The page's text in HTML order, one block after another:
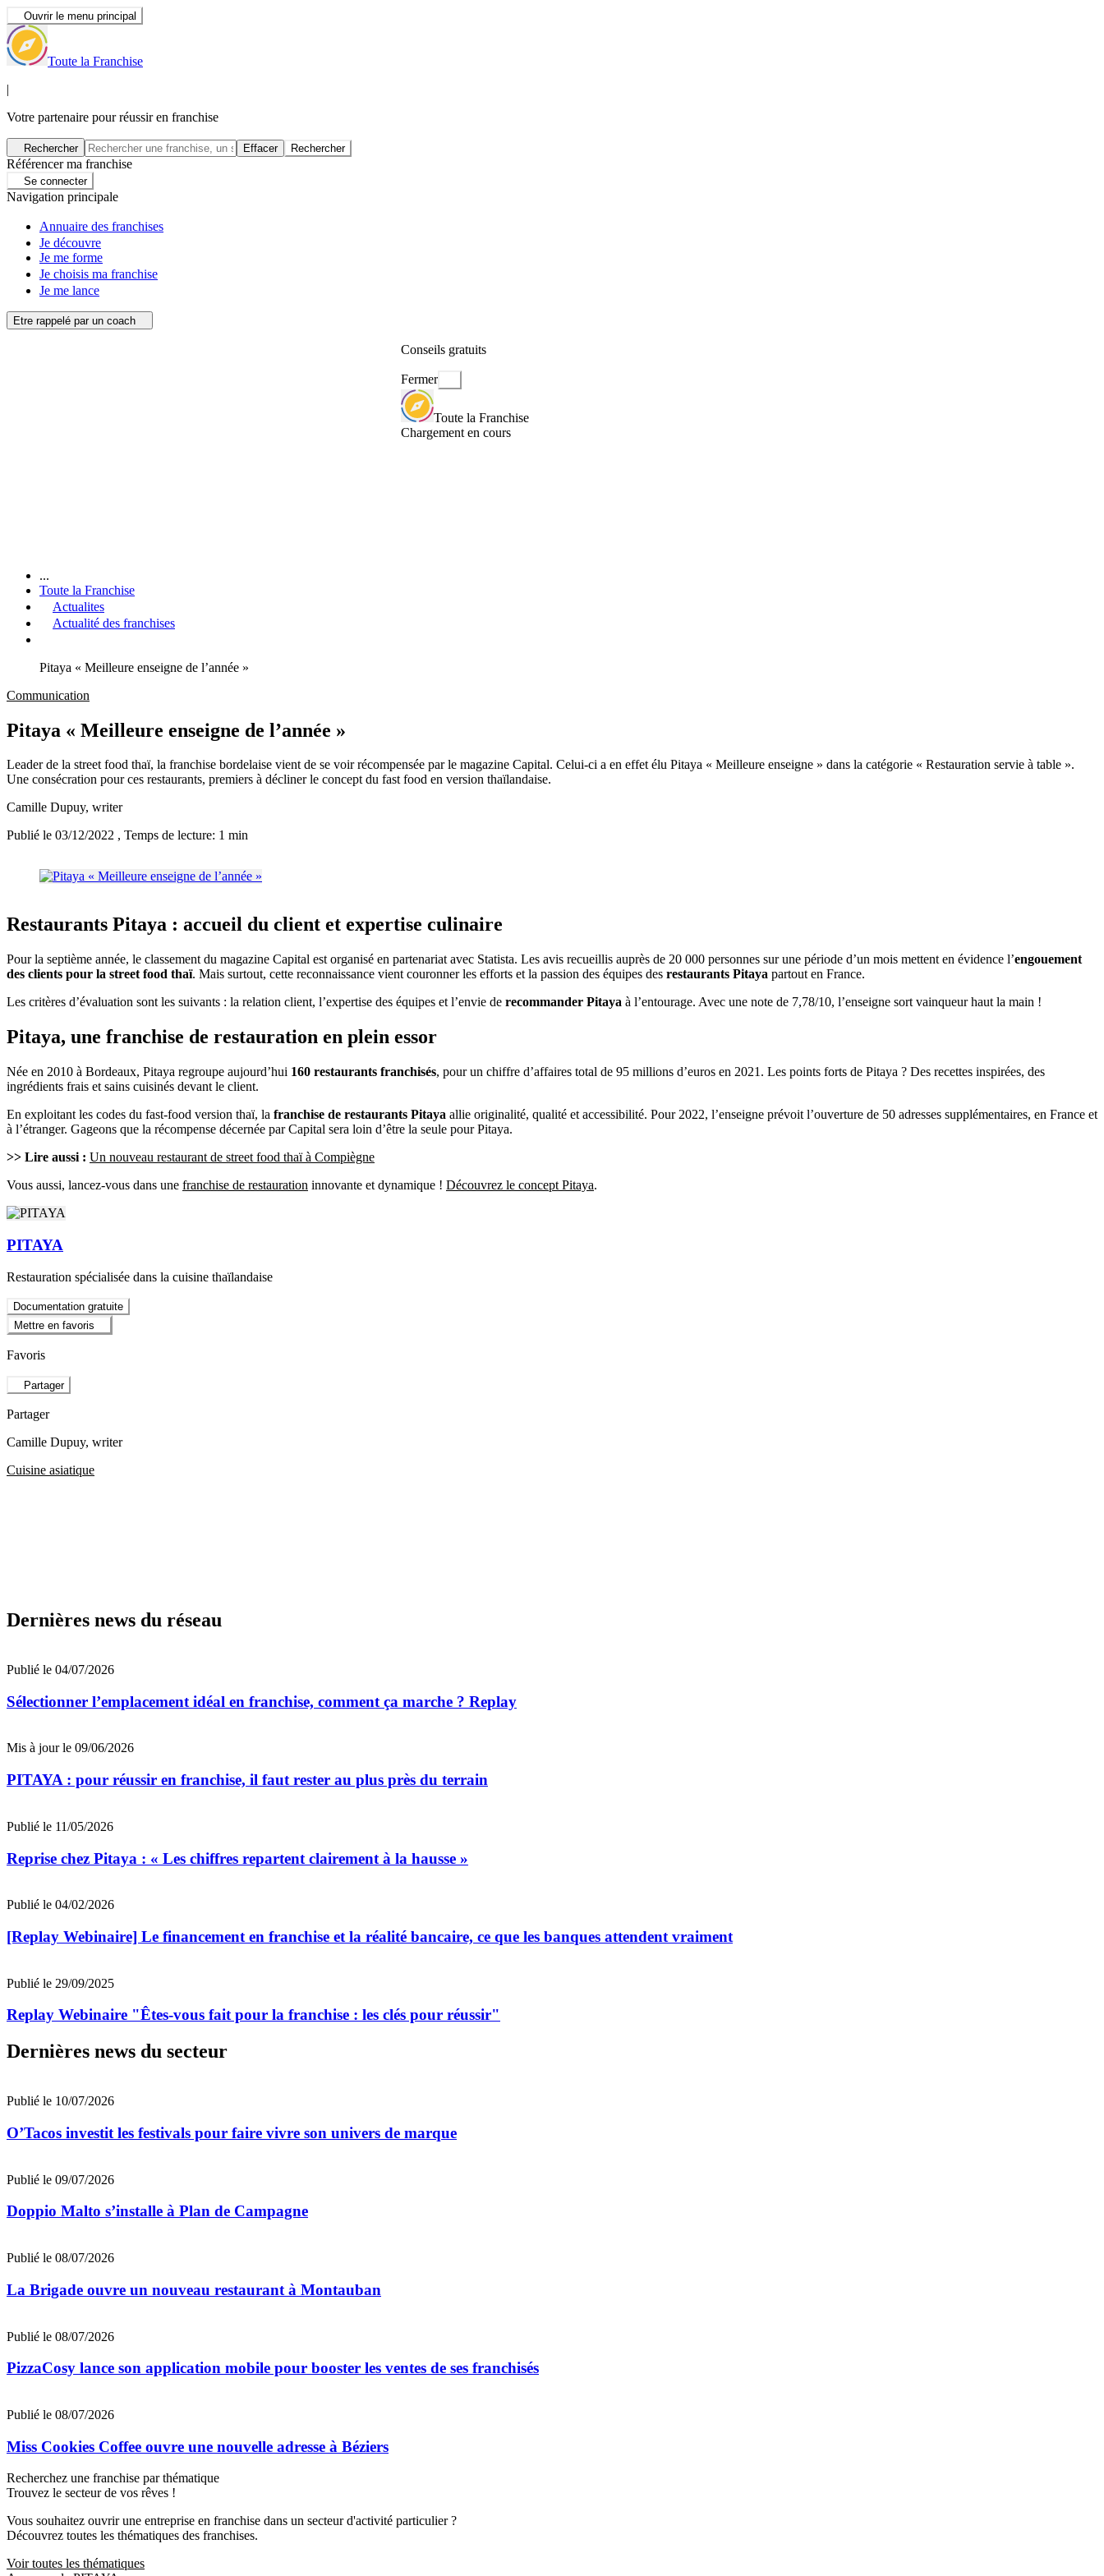
Ouvrir le menu principal
Toute la Franchise
|
Votre partenaire pour réussir en franchise
Rechercher Effacer Rechercher
Référencer ma franchise
Se connecter
Navigation principale
Annuaire des franchises
Je découvre
Je me forme
Je choisis ma franchise
Je me lance
Etre rappelé par un coach
Conseils gratuits
Fermer
Toute la Franchise
Chargement en cours
...
Toute la Franchise
Actualites
Actualité des franchises
Pitaya « Meilleure enseigne de l’année »
Communication
Pitaya « Meilleure enseigne de l’année »
Leader de la street food thaï, la franchise bordelaise vient de se voir récompensée par le magazine Capital. Celui-ci a en effet élu Pitaya « Meilleure enseigne » dans la catégorie « Restauration servie à table ».
Une consécration pour ces restaurants, premiers à décliner le concept du fast food en version thaïlandaise.
Camille Dupuy, writer
Publié le 03/12/2022 , Temps de lecture: 1 min
Restaurants Pitaya : accueil du client et expertise culinaire
Pour la septième année, le classement du magazine Capital est organisé en partenariat avec Statista. Les avis recueillis auprès de 20 000 personnes sur une période d’un mois mettent en évidence l’engouement
des clients pour la street food thaï. Mais surtout, cette reconnaissance vient couronner les efforts et la passion des équipes des restaurants Pitaya partout en France.
Les critères d’évaluation sont les suivants : la relation client, l’expertise des équipes et l’envie de recommander Pitaya à l’entourage. Avec une note de 7,78/10, l’enseigne sort vainqueur haut la main !
Pitaya, une franchise de restauration en plein essor
Née en 2010 à Bordeaux, Pitaya regroupe aujourd’hui 160 restaurants franchisés, pour un chiffre d’affaires total de 95 millions d’euros en 2021. Les points forts de Pitaya ? Des recettes inspirées, des
ingrédients frais et sains cuisinés devant le client.
En exploitant les codes du fast-food version thaï, la franchise de restaurants Pitaya allie originalité, qualité et accessibilité. Pour 2022, l’enseigne prévoit l’ouverture de 50 adresses supplémentaires, en France et
à l’étranger. Gageons que la récompense décernée par Capital sera loin d’être la seule pour Pitaya.
>> Lire aussi : Un nouveau restaurant de street food thaï à Compiègne
Vous aussi, lancez-vous dans une franchise de restauration innovante et dynamique ! Découvrez le concept Pitaya.
PITAYA
Restauration spécialisée dans la cuisine thaïlandaise
Documentation gratuite
Mettre en favoris
Favoris
Partager
Partager
Camille Dupuy, writer
Cuisine asiatique
Dernières news du réseau
Publié le 04/07/2026
Sélectionner l’emplacement idéal en franchise, comment ça marche ? Replay
Mis à jour le 09/06/2026
PITAYA : pour réussir en franchise, il faut rester au plus près du terrain
Publié le 11/05/2026
Reprise chez Pitaya : « Les chiffres repartent clairement à la hausse »
Publié le 04/02/2026
[Replay Webinaire] Le financement en franchise et la réalité bancaire, ce que les banques attendent vraiment
Publié le 29/09/2025
Replay Webinaire "Êtes-vous fait pour la franchise : les clés pour réussir"
Dernières news du secteur
Publié le 10/07/2026
O’Tacos investit les festivals pour faire vivre son univers de marque
Publié le 09/07/2026
Doppio Malto s’installe à Plan de Campagne
Publié le 08/07/2026
La Brigade ouvre un nouveau restaurant à Montauban
Publié le 08/07/2026
PizzaCosy lance son application mobile pour booster les ventes de ses franchisés
Publié le 08/07/2026
Miss Cookies Coffee ouvre une nouvelle adresse à Béziers
Recherchez une franchise par thématique
Trouvez le secteur de vos rêves !
Vous souhaitez ouvrir une entreprise en franchise dans un secteur d'activité particulier ?
Découvrez toutes les thématiques des franchises.
Voir toutes les thématiques